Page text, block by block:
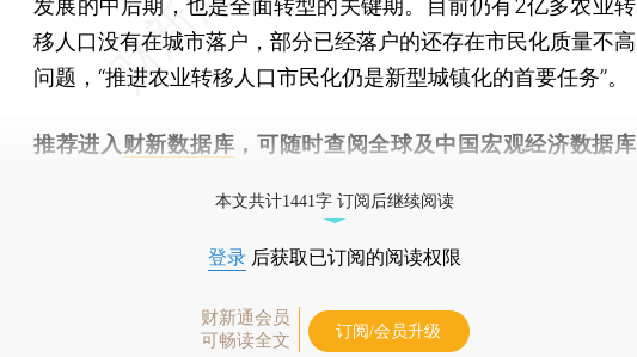
移人口没有在城市落户，部分已经落户的还存在市民化质量不高
问题，“推进农业转移人口市民化仍是新型城镇化的首要任务”。
推荐进入 财新数据库 ，可随时查阅全球及中国宏观经济数据库
本文共计1441字 订阅后继续阅读
登录 后获取已订阅的阅读权限
财新通会员
可畅读全文
订阅/会员升级